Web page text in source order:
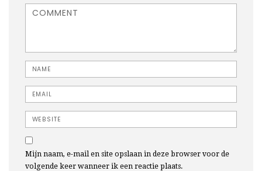
Name
Email
Website
Mijn naam, e-mail en site opslaan in deze browser voor de
volgende keer wanneer ik een reactie plaats.